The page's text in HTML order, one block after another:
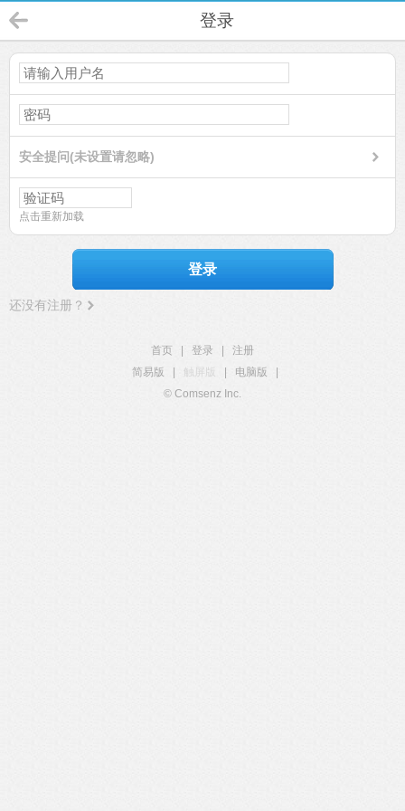
登录
安全提问(未设置请忽略)
点击重新加载
登录
还没有注册？
首页 登录
注册
简易版
触屏版 电脑版
© Comsenz Inc.